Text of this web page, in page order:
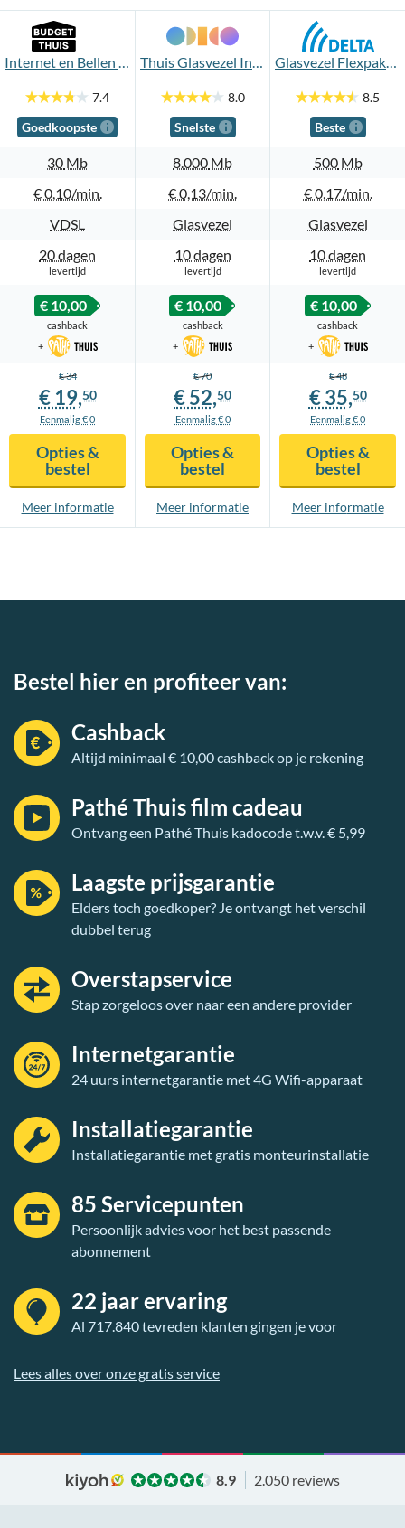
Internet en Bellen 30Mb
7.4
Goedkoopste
Thuis Glasvezel Internet 8.000Mb en Vast Bellen
8.0
Snelste
Glasvezel Flexpakket 500Mb + Vast bellen
8.5
Beste
30 Mb 8.000 Mb 500Mb
€ 0,10
€ 0,13
€ 0,17
VDSL
Glasvezel
Glasvezel
20 dagen
levertijd
10 dagen
levertijd
10 dagen
levertijd
€ 10,00
cashback
+
€ 10,00
cashback
+
€ 10,00
cashback
+
€ 34
€ 19,50
Eenmalig € 0
Opties &
bestel
Meer informatie
€ 70
€ 52,50
Eenmalig € 0
Opties &
bestel
Meer informatie
€ 48
€ 35,50
Eenmalig € 0
Opties &
bestel
Meer informatie
Bestel hier en profiteer van:
Cashback
Altijd minimaal € 10,00 cashback op je rekening
Pathé Thuis film cadeau
Ontvang een Pathé Thuis kadocode t.w.v. € 5,99
Laagste prijsgarantie
Elders toch goedkoper? Je ontvangt het verschil
dubbel terug
Overstapservice
Stap zorgeloos over naar een andere provider
Internetgarantie
24 uurs internetgarantie met 4G Wifi-apparaat
Installatiegarantie
Installatiegarantie met gratis monteurinstallatie
85 Servicepunten
Persoonlijk advies voor het best passende
abonnement
22 jaar ervaring
Al 717.840 tevreden klanten gingen je voor
Lees alles over onze gratis service
8.9 2.050 reviews